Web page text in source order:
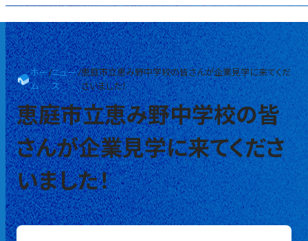
ホー
ム
/ニュー
ス
/恵庭市立恵み野中学校の皆さんが企業見学に来てくだ
さいました！
恵庭市立恵み野中学校の皆
さんが企業見学に来てくださ
いました！